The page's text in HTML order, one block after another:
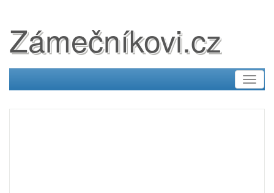
Zámečníkovi.cz